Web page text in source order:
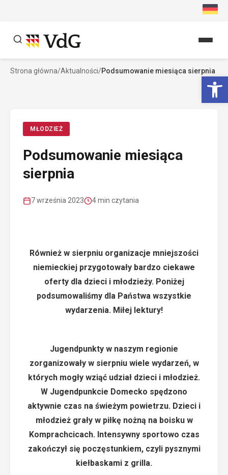
Szukaj
Strona główna/Aktualności/Podsumowanie miesiąca sierpnia
MŁODZIEŻ
Podsumowanie miesiąca
sierpnia
7 września 2023 4 min czytania
Również w sierpniu organizacje mniejszości
niemieckiej przygotowały bardzo ciekawe
oferty dla dzieci i młodzieży. Poniżej
podsumowaliśmy dla Państwa wszystkie
wydarzenia. Miłej lektury!
Jugendpunkty w naszym regionie
zorganizowały w sierpniu wiele wydarzeń, w
których mogły wziąć udział dzieci i młodzież.
W Jugendpunkcie Domecko spędzono
aktywnie czas na świeżym powietrzu. Dzieci i
młodzież grały w piłkę nożną na boisku w
Komprachcicach. Intensywny sportowo czas
zakończył się poczęstunkiem, czyli pysznymi
kiełbaskami z grilla.